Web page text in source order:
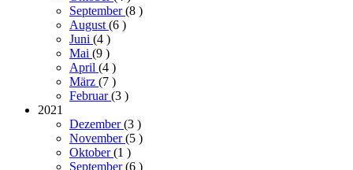
September(8 )
August(6 )
Juni (4 )
Mai (9 )
April (4 )
März (7 )
Februar(3 )
2021
Dezember(3 )
November(5 )
Oktober(1 )
September(6 )